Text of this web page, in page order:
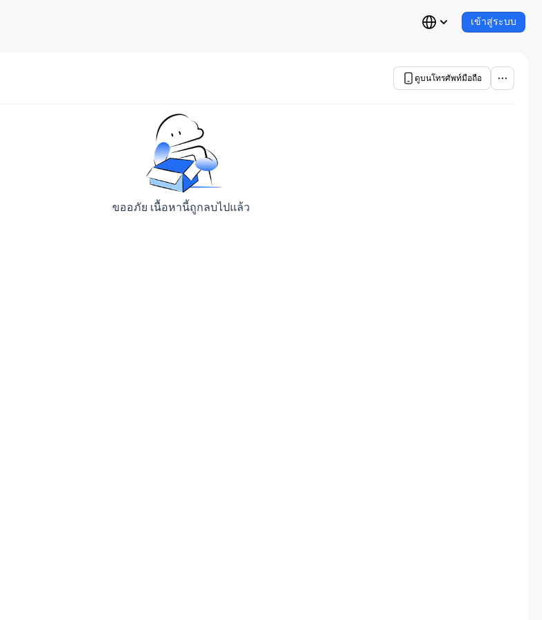
เข้าสู่ระบบ
ดูบนโทรศัพท์มือถือ
ขออภัย เนื้อหานี้ถูกลบไปแล้ว